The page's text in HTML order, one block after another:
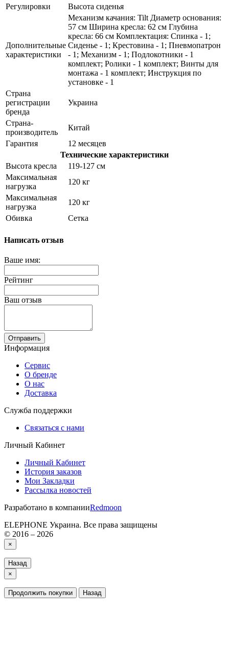
Регулировки Высота сиденья
Дополнительные
характеристики
Механизм качания: Tilt Диаметр основания:
57 см Ширина кресла: 62 см Глубина
кресла: 66 см Комплектация: Спинка - 1;
Сиденье - 1; Крестовина - 1; Пневмопатрон
- 1; Механизм - 1; Подлокотники - 1
комплект; Ролики - 1 комплект; Винты для
монтажа - 1 комплект; Инструкция по
установке - 1
Страна
регистрации
бренда
Украина
Страна-
производитель
Китай
Гарантия
12 месяцев
Технические характеристики
Высота кресла
119-127 см
Максимальная
нагрузка
120 кг
Максимальная
нагрузка
120 кг
Обивка
Сетка
Написать отзыв
Ваше имя:
Рейтинг
Ваш отзыв
Отправить
Информация
Сервис
О бренде
О нас
Доставка
Служба поддержки
Связаться с нами
Личный Кабинет
Личный Кабинет
История заказов
Мои Закладки
Рассылка новостей
Разработано в компанииRedmoon
ELEPHONE Украина. Все права защищены
© 2016 – 2026
×
Назад
×
Продолжить покупки Назад